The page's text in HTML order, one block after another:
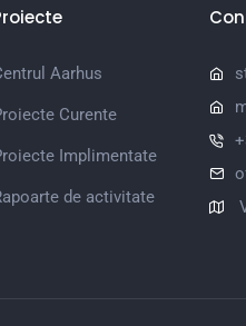
Aarhus
Curente
Implimentate
de activitate